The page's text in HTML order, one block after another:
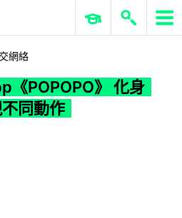
ERP 與商業 AI
網絡
《POPOPO》 化身
同動作